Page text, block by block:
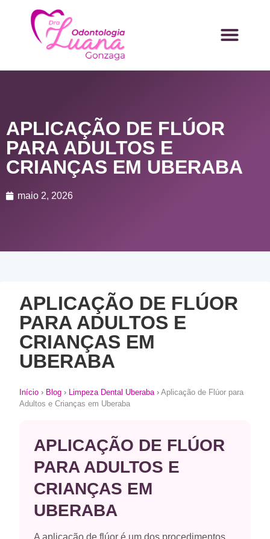
APLICAÇÃO DE FLÚOR
PARA ADULTOS E
CRIANÇAS EM UBERABA
maio 2, 2026
APLICAÇÃO DE FLÚOR
PARA ADULTOS E
CRIANÇAS EM
UBERABA
Início › Blog › Limpeza Dental Uberaba› Aplicação de Flúor para
Adultos e Crianças em Uberaba
APLICAÇÃO DE FLÚOR
PARA ADULTOS E
CRIANÇAS EM
UBERABA
A aplicação de flúor é um dos procedimentos